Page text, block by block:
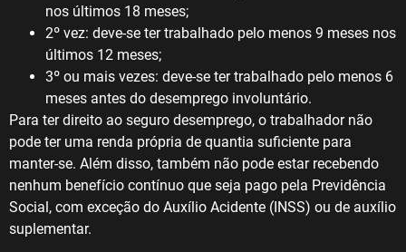
nos últimos 18 meses;
2º vez: deve-se ter trabalhado pelo menos 9 meses nos
últimos 12 meses;
3º ou mais vezes: deve-se ter trabalhado pelo menos 6
meses antes do desemprego involuntário.
Para ter direito ao seguro desemprego, o trabalhador não
pode ter uma renda própria de quantia suficiente para
manter-se. Além disso, também não pode estar recebendo
nenhum benefício contínuo que seja pago pela Previdência
Social, com exceção do Auxílio Acidente (INSS) ou de auxílio
suplementar.